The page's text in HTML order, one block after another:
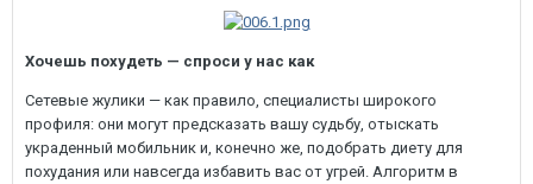
Хочешь похудеть — спроси у нас как
Сетевые жулики — как правило, специалисты широкого
профиля: они могут предсказать вашу судьбу, отыскать
украденный мобильник и, конечно же, подобрать диету для
похудания или навсегда избавить вас от угрей. Алгоритм в